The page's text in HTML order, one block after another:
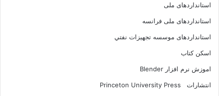
استانداردهای ملی
استانداردهای ملی فرانسه
استانداردهای موسسه تجهيزات نفتي
اسکن کتاب
اموزش نرم افزار Blender
انتشارات Princeton University Press